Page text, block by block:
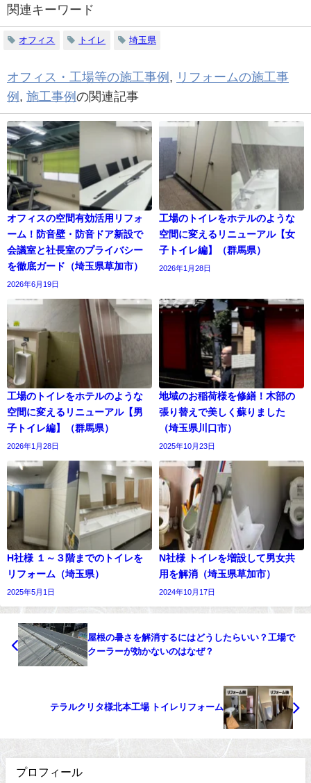
関連キーワード
オフィス トイレ 埼玉県
オフィス・工場等の施工事例 , リフォームの施工事
例 , 施工事例 の関連記事
オフィスの空間有効活用リフォ
ーム！防音壁・防音ドア新設で
会議室と社長室のプライバシー
を徹底ガード（埼玉県草加市）
2026年6月19日
工場のトイレをホテルのような
空間に変えるリニューアル【女
子トイレ編】（群馬県）
2026年1月28日
工場のトイレをホテルのような
空間に変えるリニューアル【男
子トイレ編】（群馬県）
2026年1月28日
地域のお稲荷様を修繕！木部の
張り替えで美しく蘇りました
（埼玉県川口市）
2025年10月23日
H社様 １～３階までのトイレを
リフォーム（埼玉県）
2025年5月1日
N社様 トイレを増設して男女共
用を解消（埼玉県草加市）
2024年10月17日
屋根の暑さを解消するにはどうしたらいい？工場で
クーラーが効かないのはなぜ？
テラルクリタ様北本工場 トイレリフォーム
プロフィール